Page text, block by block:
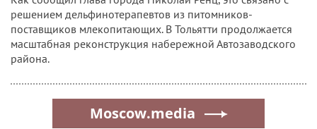
решением дельфинотерапевтов из питомников-
поставщиков млекопитающих. В Тольятти продолжается
масштабная реконструкция набережной Автозаводского
района.
Moscow.media